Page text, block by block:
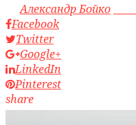
byАлександр Бойко
Facebook
Twitter
Google+
LinkedIn
Pinterest
share